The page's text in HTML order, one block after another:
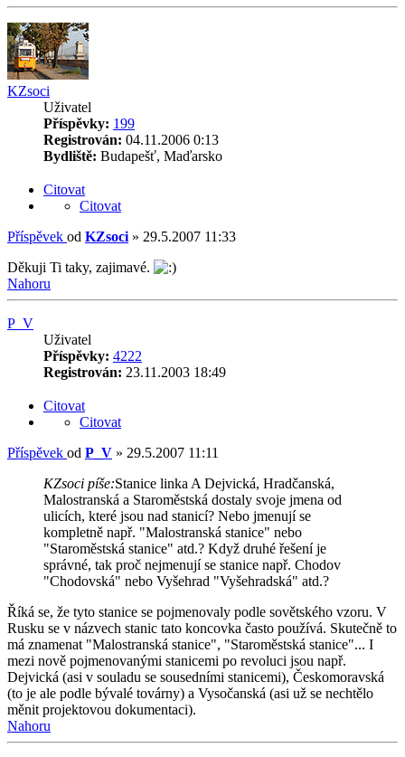
KZsoci
Uživatel
Příspěvky: 199
Registrován: 04.11.2006 0:13
Bydliště: Budapešť, Maďarsko
Citovat
Citovat
Příspěvek od KZsoci » 29.5.2007 11:33
Děkuji Ti taky, zajimavé.
Nahoru
P_V
Uživatel
Příspěvky: 4222
Registrován: 23.11.2003 18:49
Citovat
Citovat
Příspěvek od P_V » 29.5.2007 11:11
KZsoci píše:Stanice linka A Dejvická, Hradčanská,
Malostranská a Staroměstská dostaly svoje jmena od
ulicích, které jsou nad stanicí? Nebo jmenují se
kompletně např. "Malostranská stanice" nebo
"Staroměstská stanice" atd.? Když druhé řešení je
správné, tak proč nejmenují se stanice např. Chodov
"Chodovská" nebo Vyšehrad "Vyšehradská" atd.?
Říká se, že tyto stanice se pojmenovaly podle sovětského vzoru. V
Rusku se v názvech stanic tato koncovka často používá. Skutečně to
má znamenat "Malostranská stanice", "Staroměstská stanice"... I
mezi nově pojmenovanými stanicemi po revoluci jsou např.
Dejvická (asi v souladu se sousedními stanicemi), Českomoravská
(to je ale podle bývalé továrny) a Vysočanská (asi už se nechtělo
měnit projektovou dokumentaci).
Nahoru